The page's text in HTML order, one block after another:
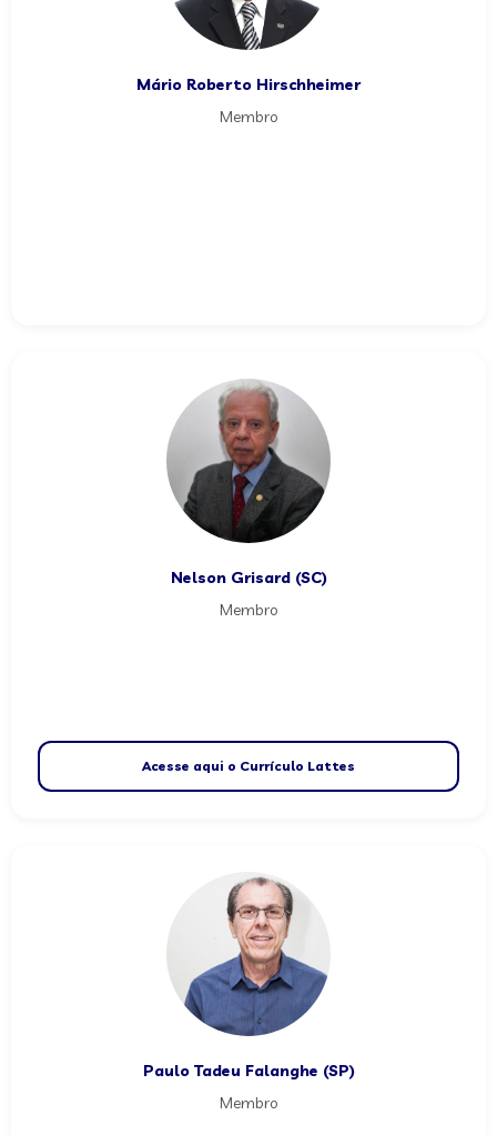
Mário Roberto Hirschheimer
Membro
Nelson Grisard (SC)
Membro
Acesse aqui o Currículo Lattes
Paulo Tadeu Falanghe (SP)
Membro